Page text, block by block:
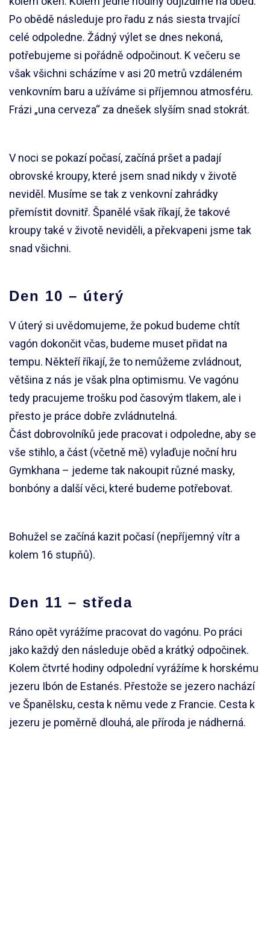
Po obědě následuje pro řadu z nás siesta trvající
celé odpoledne. Žádný výlet se dnes nekoná,
potřebujeme si pořádně odpočinout. K večeru se
však všichni scházíme v asi 20 metrů vzdáleném
venkovním baru a užíváme si příjemnou atmosféru.
Frázi „una cerveza“ za dnešek slyším snad stokrát.
V noci se pokazí počasí, začíná pršet a padají
obrovské kroupy, které jsem snad nikdy v životě
neviděl. Musíme se tak z venkovní zahrádky
přemístit dovnitř. Španělé však říkají, že takové
kroupy také v životě neviděli, a překvapeni jsme tak
snad všichni.
Den 10 – úterý
V úterý si uvědomujeme, že pokud budeme chtít
vagón dokončit včas, budeme muset přidat na
tempu. Někteří říkají, že to nemůžeme zvládnout,
většina z nás je však plna optimismu. Ve vagónu
tedy pracujeme trošku pod časovým tlakem, ale i
přesto je práce dobře zvládnutelná.
Část dobrovolníků jede pracovat i odpoledne, aby se
vše stihlo, a část (včetně mě) vylaďuje noční hru
Gymkhana – jedeme tak nakoupit různé masky,
bonbóny a další věci, které budeme potřebovat.
Bohužel se začíná kazit počasí (nepříjemný vítr a
kolem 16 stupňů).
Den 11 – středa
Ráno opět vyrážíme pracovat do vagónu. Po práci
jako každý den následuje oběd a krátký odpočinek.
Kolem čtvrté hodiny odpolední vyrážíme k horskému
jezeru Ibón de Estanés. Přestože se jezero nachází
ve Španělsku, cesta k němu vede z Francie. Cesta k
jezeru je poměrně dlouhá, ale příroda je nádherná.